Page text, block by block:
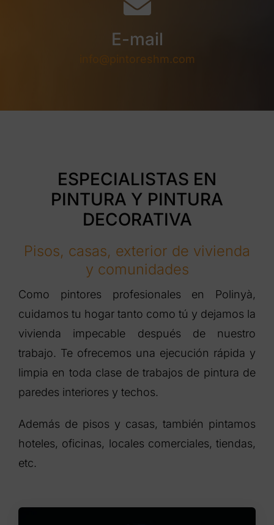
E-mail
info@pintoreshm.com
ESPECIALISTAS EN
PINTURA Y PINTURA
DECORATIVA
Pisos, casas, exterior de vivienda
y comunidades
Como pintores profesionales en Polinyà,
cuidamos tu hogar tanto como tú y dejamos la
vivienda impecable después de nuestro
trabajo. Te ofrecemos una ejecución rápida y
limpia en toda clase de trabajos de pintura de
paredes interiores y techos.
Además de pisos y casas, también pintamos
hoteles, oficinas, locales comerciales, tiendas,
etc.